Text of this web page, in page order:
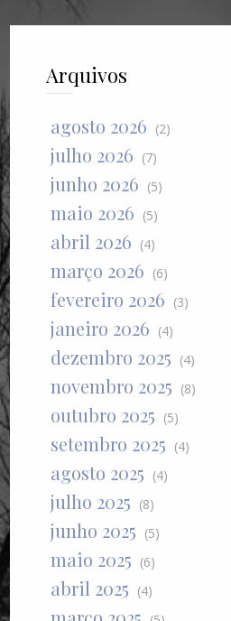
Arquivos
agosto 2026 (2)
julho 2026 (7)
junho 2026 (5)
maio 2026 (5)
abril 2026 (4)
março 2026 (6)
fevereiro 2026 (3)
janeiro 2026 (4)
dezembro 2025 (4)
novembro 2025 (8)
outubro 2025 (5)
setembro 2025 (4)
agosto 2025 (4)
julho 2025 (8)
junho 2025 (5)
maio 2025 (6)
abril 2025 (4)